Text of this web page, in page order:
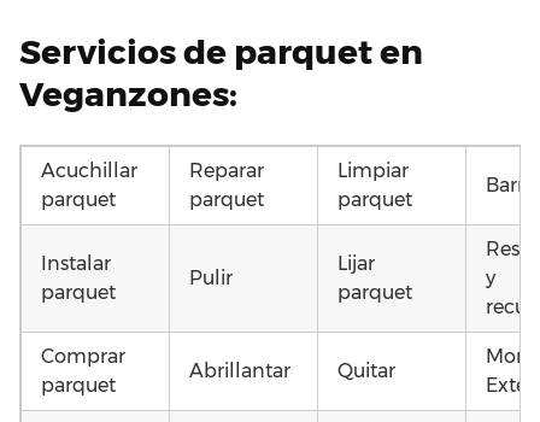
Servicios de parquet en
Veganzones:
Acuchillar
parquet
Reparar
parquet
Limpiar
parquet
Instalar
parquet
Pulir
Lijar
parquet
y
Comprar
parquet
Abrillantar Quitar